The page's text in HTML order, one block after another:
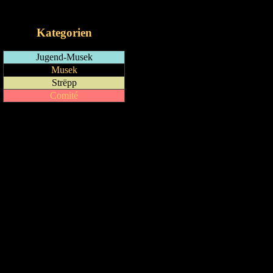
Kategorien
Jugend-Musek
Musek
Strëpp
Comité